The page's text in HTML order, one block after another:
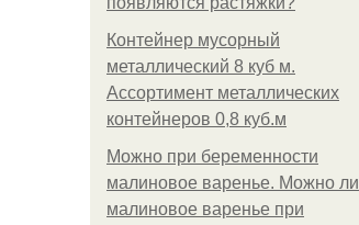
Контейнер мусорный
металлический 8 куб м.
Ассортимент металлических
контейнеров 0,8 куб.м
Можно при беременности
малиновое варенье. Можно ли
малиновое варенье при